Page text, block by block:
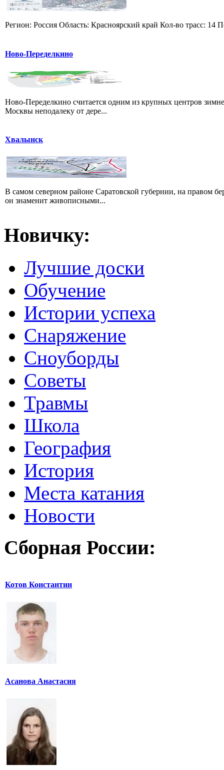
Регион: Россия Область: Красноярский край Кол-во трасс:
Ново-Переделкино
Ново-Переделкино считается одним из крупных центров
Москвы неподалеку от дере...
Хвалынск
В самом северном районе Саратовской губернии, на правом
он знаменит живописными...
Новичку:
Лучшие доски
Обучение
Истории успеха
Снаряжение
Сноуборды
Советы
Травмы
Школа
География
История
Места катания
Новости
Сборная России:
Котов Константин
Асанова Анастасия